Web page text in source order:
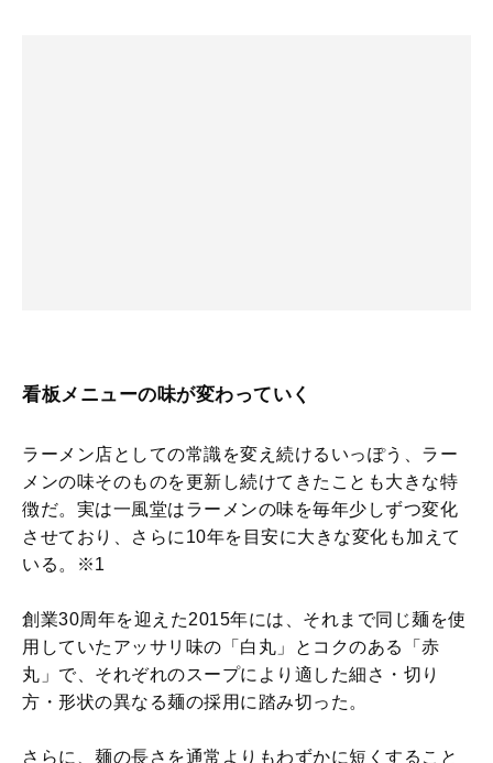
看板メニューの味が変わっていく
ラーメン店としての常識を変え続けるいっぽう、ラー
メンの味そのものを更新し続けてきたことも大きな特
徴だ。実は一風堂はラーメンの味を毎年少しずつ変化
させており、さらに10年を目安に大きな変化も加えて
いる。※1
創業30周年を迎えた2015年には、それまで同じ麺を使
用していたアッサリ味の「白丸」とコクのある「赤
丸」で、それぞれのスープにより適した細さ・切り
方・形状の異なる麺の採用に踏み切った。
さらに、麺の長さを通常よりもわずかに短くすること